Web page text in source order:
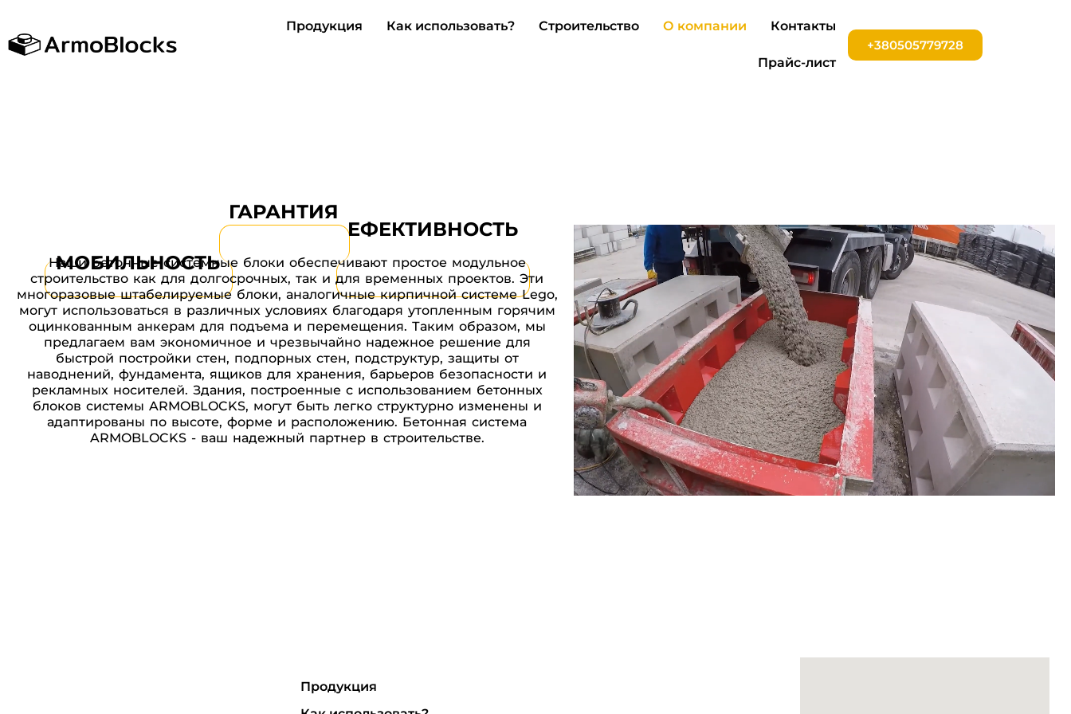
Продукция Как использовать? Строительство О компании Контакты
Прайс-лист
+380505779728
МОБИЛЬНОСТЬ
ГАРАНТИЯ
ЕФЕКТИВНОСТЬ
Наши бетонные системные блоки обеспечивают простое модульное
строительство как для долгосрочных, так и для временных проектов. Эти
многоразовые штабелируемые блоки, аналогичные кирпичной системе Lego,
могут использоваться в различных условиях благодаря утопленным горячим
оцинкованным анкерам для подъема и перемещения. Таким образом, мы
предлагаем вам экономичное и чрезвычайно надежное решение для
быстрой постройки стен, подпорных стен, подструктур, защиты от
наводнений, фундамента, ящиков для хранения, барьеров безопасности и
рекламных носителей. Здания, построенные с использованием бетонных
блоков системы ARMOBLOCKS, могут быть легко структурно изменены и
адаптированы по высоте, форме и расположению. Бетонная система
ARMOBLOCKS - ваш надежный партнер в строительстве.
Продукция